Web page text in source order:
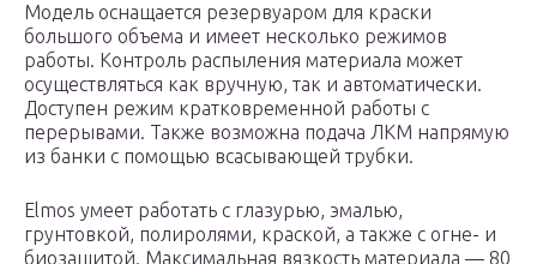
Модель оснащается резервуаром для краски
большого объема и имеет несколько режимов
работы. Контроль распыления материала может
осуществляться как вручную, так и автоматически.
Доступен режим кратковременной работы с
перерывами. Также возможна подача ЛКМ напрямую
из банки с помощью всасывающей трубки.
Elmos умеет работать с глазурью, эмалью,
грунтовкой, полиролями, краской, а также с огне- и
биозащитой. Максимальная вязкость материала — 80